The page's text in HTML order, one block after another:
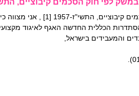
לפי חוק הסכמים קיבוציים, התשי"ז
והמעבידים בישראל,